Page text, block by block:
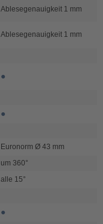
Ablesegenauigkeit 1 mm
Ablesegenauigkeit 1 mm
●
●
Euronorm Ø 43 mm
um 360°
alle 15°
●